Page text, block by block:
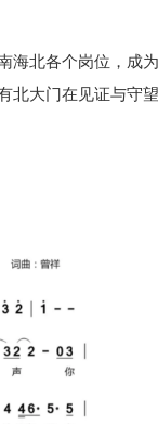
海北各个岗位，成
北大门在见证与守